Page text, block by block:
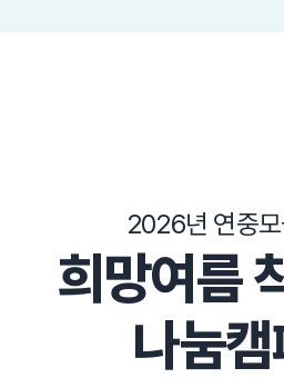
2026년 연중
희망여름
나눔